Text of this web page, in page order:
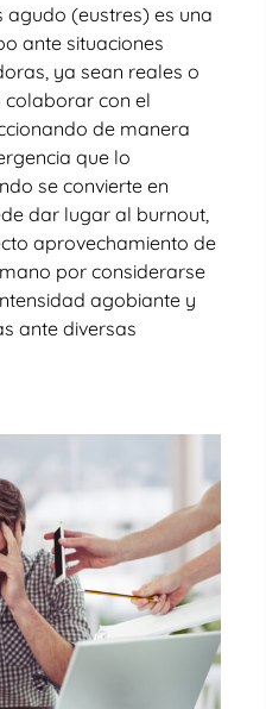
agudo (eustres) es una
ante situaciones
ya sean reales o
con el
de manera
que lo
se convierte en
dar lugar al burnout,
aprovechamiento de
por considerarse
agobiante y
ante diversas